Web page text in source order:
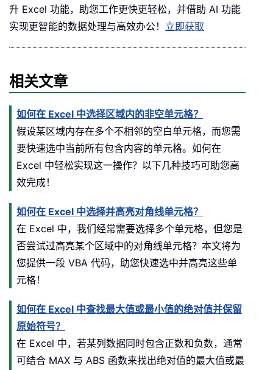
升 Excel 功能，助您工作更快更轻松，并借助 AI 功能
实现更智能的数据处理与高效办公！ 立即获取
相关文章
如何在 Excel 中选择区域内的非空单元格？
假设某区域内存在多个不相邻的空白单元格，而您需
要快速选中当前所有包含内容的单元格。如何在
Excel 中轻松实现这一操作？以下几种技巧可助您高
效完成！
如何在 Excel 中选择并高亮对角线单元格？
在 Excel 中，我们经常需要选择多个单元格，但您是
否尝试过高亮某个区域中的对角线单元格？本文将为
您提供一段 VBA 代码，助您快速选中并高亮这些单
元格！
如何在 Excel 中查找最大值或最小值的绝对值并保留
原始符号？
在 Excel 中，若某列数据同时包含正数和负数，通常
可结合 MAX 与 ABS 函数来找出绝对值的最大值或最